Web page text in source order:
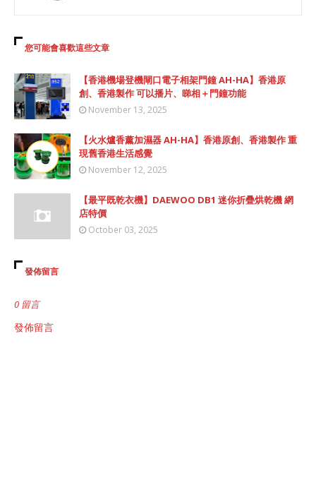
您可能會喜歡這些文章
【香港機場登機閘口電子相架門鐘 AH-HA】香港原
創、香港製作 可以播片、睇相＋門鐘功能
November 13, 2025
【火水爐香薰加濕器 AH-HA】香港原創、香港製作 重
現舊香港生活感覺
November 12, 2025
【最平既乾衣機】DAEWOO DB1 迷你折疊烘乾機 網
店特價
October 03, 2025
發佈留言
0 留言
發佈留言